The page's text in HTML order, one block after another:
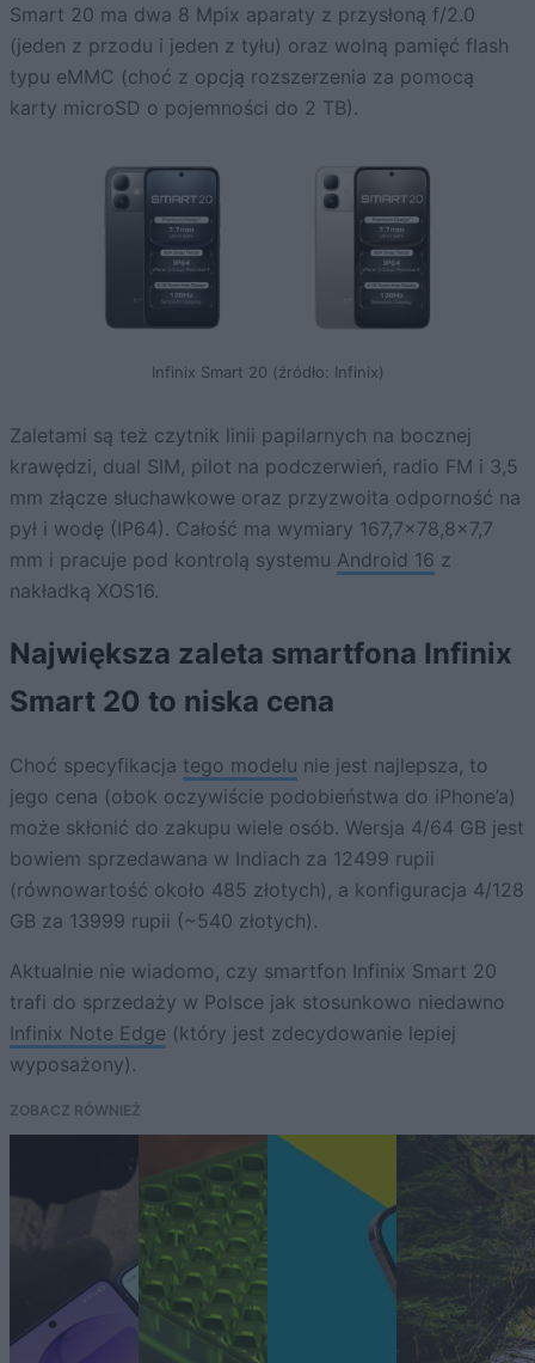
Smart 20 ma dwa 8 Mpix aparaty z przysłoną f/2.0
(jeden z przodu i jeden z tyłu) oraz wolną pamięć flash
typu eMMC (choć z opcją rozszerzenia za pomocą
karty microSD o pojemności do 2 TB).
Infinix Smart 20 (źródło: Infinix)
Zaletami są też czytnik linii papilarnych na bocznej
krawędzi, dual SIM, pilot na podczerwień, radio FM i 3,5
mm złącze słuchawkowe oraz przyzwoita odporność na
pył i wodę (IP64). Całość ma wymiary 167,7×78,8×7,7
mm i pracuje pod kontrolą systemu Android 16 z
nakładką XOS16.
Największa zaleta smartfona Infinix
Smart 20 to niska cena
Choć specyfikacja tego modelu nie jest najlepsza, to
jego cena (obok oczywiście podobieństwa do iPhone’a)
może skłonić do zakupu wiele osób. Wersja 4/64 GB jest
bowiem sprzedawana w Indiach za 12499 rupii
(równowartość około 485 złotych), a konfiguracja 4/128
GB za 13999 rupii (~540 złotych).
Aktualnie nie wiadomo, czy smartfon Infinix Smart 20
trafi do sprzedaży w Polsce jak stosunkowo niedawno
Infinix Note Edge (który jest zdecydowanie lepiej
wyposażony).
ZOBACZ RÓWNIEŻ